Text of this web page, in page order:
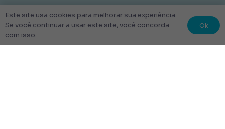
Este site usa cookies para melhorar sua experiência.
Se você continuar a usar este site, você concorda
com isso.
Ok